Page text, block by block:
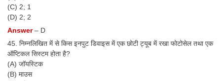
(C) 2; 1
(D) 2; 2
Answer– D
45. निम्नलिखित में से किस इनपुट डिवाइस में एक छोटी ट्यूब में रखा फोटोसेल तथा एक
ऑप्टिकल सिस्टम होता है?
(A) जॉयस्टिक
(B) माउस